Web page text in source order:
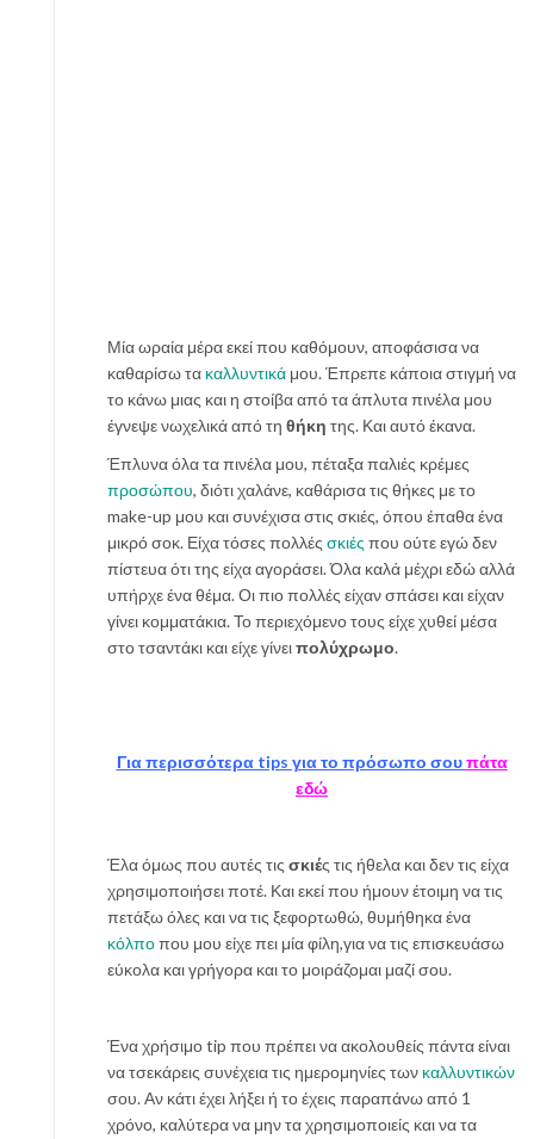
Μία ωραία μέρα εκεί που καθόμουν, αποφάσισα να
καθαρίσω τα καλλυντικά μου. Έπρεπε κάποια στιγμή να
το κάνω μιας και η στοίβα από τα άπλυτα πινέλα μου
έγνεψε νωχελικά από τη θήκη της. Και αυτό έκανα.
Έπλυνα όλα τα πινέλα μου, πέταξα παλιές κρέμες
προσώπου, διότι χαλάνε, καθάρισα τις θήκες με το
make-up μου και συνέχισα στις σκιές, όπου έπαθα ένα
μικρό σοκ. Είχα τόσες πολλές σκιές που ούτε εγώ δεν
πίστευα ότι της είχα αγοράσει. Όλα καλά μέχρι εδώ αλλά
υπήρχε ένα θέμα. Οι πιο πολλές είχαν σπάσει και είχαν
γίνει κομματάκια. Το περιεχόμενο τους είχε χυθεί μέσα
στο τσαντάκι και είχε γίνειπολύχρωμο.
Για περισσότερα tips για το πρόσωπο σουπάτα
εδώ
Έλα όμως που αυτές τις σκιές τις ήθελα και δεν τις είχα
χρησιμοποιήσει ποτέ. Και εκεί που ήμουν έτοιμη να τις
πετάξω όλες και να τις ξεφορτωθώ, θυμήθηκα ένα
κόλποπου μου είχε πει μία φίλη,για να τις επισκευάσω
εύκολα και γρήγορα και το μοιράζομαι μαζί σου.
Ένα χρήσιμο tip που πρέπει να ακολουθείς πάντα είναι
να τσεκάρεις συνέχεια τις ημερομηνίες των καλλυντικών
σου. Αν κάτι έχει λήξει ή το έχεις παραπάνω από 1
χρόνο, καλύτερα να μην τα χρησιμοποιείς και να τα